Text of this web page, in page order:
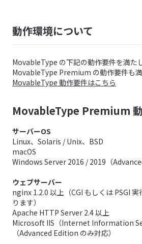
動作環境について
MovableType の下記の動作要件を満た
MovableType Premium の動作要件も満
MovableType 動作要件はこちら
MovableType Premium
サーバーOS
Linux、Solaris / Unix、BSD
macOS
Windows Server 2016 / 2019（
ウェブサーバー
nginx 1.2.0 以上（CGI もしくは PSGI
ります）
Apache HTTP Server 2.4 以上
Microsoft IIS（Internet Information
（Advanced Edition のみ対応）